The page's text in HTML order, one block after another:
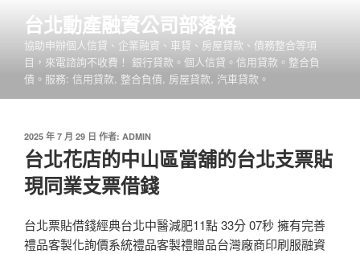
台北動產融資公司部落格
協助申辦個人信貸、企業融資、車貸、房屋貸款、債務整合等項
目，來電諮詢不收費！ 銀行貸款。個人信貸。信用貸款。整合負
債。服務: 信用貸款, 整合負債, 房屋貸款, 汽車貸款。
發
佈
於
2025 年 7 月 29 日 作者: ADMIN
台北花店的中山區當舖的台北支票貼
現同業支票借錢
台北票貼借錢經典台北中醫減肥11點 33分 07秒 擁有完善
禮品客製化詢價系統禮品客製禮贈品台灣廠商印刷服融資